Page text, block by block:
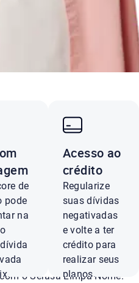
de
o Serasa Limpa Nome.
suas dívidas
de
pode
na
Acesso ao
crédito
Regularize
suas dívidas
negativadas
e volte a ter
crédito para
realizar seus
planos.